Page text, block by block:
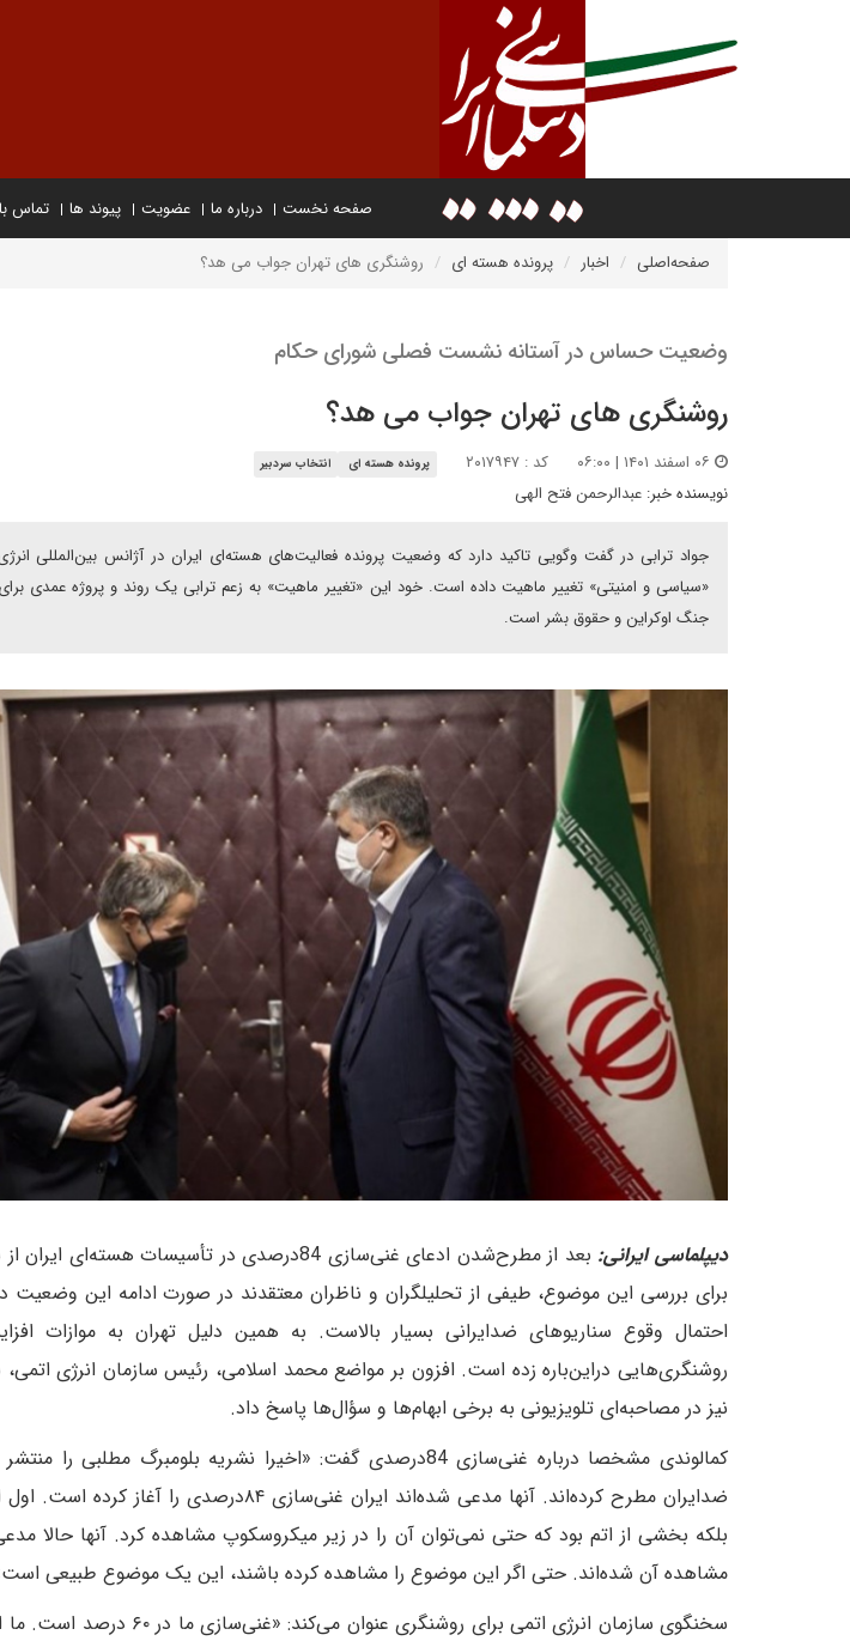
صفحه نخست درباره ما عضویت پیوند ها تماس
صفحه‌اصلی اخبار پرونده هسته ای روشنگری های تهران جواب می هد؟
وضعیت حساس در آستانه نشست فصلی شورای حکام
روشنگری های تهران جواب می هد؟
کد : ۲۰۱۷۹۴۷ پرونده هسته ای انتخاب سردبیر
نویسنده خبر: عبدالرحمن فتح الهی
جواد ترابی در گفت وگویی تاکید دارد که وضعیت پرونده فعالیت‌های هسته‌ای ایران در آژانس بین‌المللی
«سیاسی و امنیتی» تغییر ماهیت داده است. خود این «تغییر ماهیت» به زعم ترابی یک روند و پروژه عمدی
جنگ اوکراین و حقوق بشر است.
دیپلماسی ایرانی:
بعد از مطرح‌شدن ادعای غنی‌سازی 84‌درصدی در
برای بررسی این موضوع، طیفی از تحلیلگران و ناظران معتقدند در صورت ادامه این
احتمال وقوع سناریوهای ضدایرانی بسیار بالاست. به همین دلیل تهران به موازات
روشنگری‌هایی در‌این‌باره زده است. افزون بر مواضع محمد اسلامی، رئیس سازمان انرژی
نیز در مصاحبه‌ای تلویزیونی به برخی ابهام‌ها و سؤال‌ها پاسخ داد.
کمالوندی مشخصا درباره غنی‌سازی 84‌درصدی گفت: «اخیرا نشریه
ضد‌ایران مطرح کرده‌اند. آنها مدعی شده‌اند ایران
بلکه بخشی از اتم بود که حتی نمی‌توان آن را در زیر میکروسکوپ مشاهده کرد. آنها حالا
مشاهده آن شده‌اند. حتی اگر این موضوع را مشاهده کرده باشند، این یک موضوع طبیعی
سخنگوی سازمان انرژی اتمی برای